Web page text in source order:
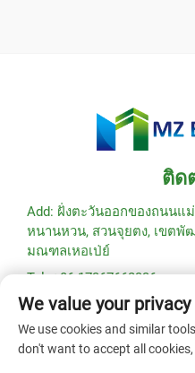
ติด
Add: ฝั่งตะวันออกของถนนแ
หนานหวน, สวนจุยตง, เขตพั
มณฑลเหอเป่ย์
Tel: +86-17367662336
อีเมล:[email protected]
We value your privacy
We use cookies and similar
don't want to accept all